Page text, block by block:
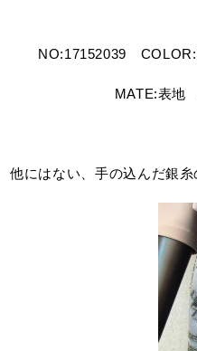
NO:17152039
MATE:表
他にはない、手の込んだ銀